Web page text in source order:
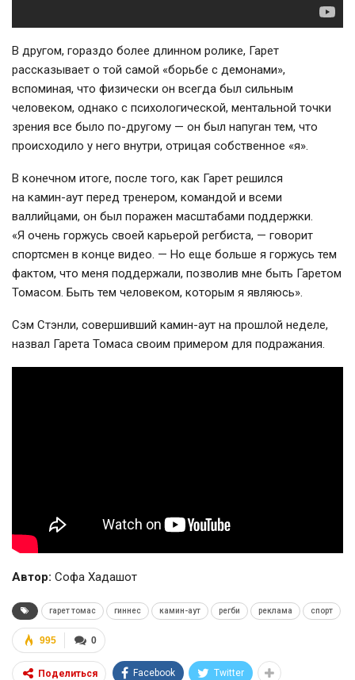
В другом, гораздо более длинном ролике, Гарет
рассказывает о той самой «борьбе с демонами»,
вспоминая, что физически он всегда был сильным
человеком, однако с психологической, ментальной точки
зрения все было по-другому — он был напуган тем, что
происходило у него внутри, отрицая собственное «я».
В конечном итоге, после того, как Гарет решился
на камин-аут перед тренером, командой и всеми
валлийцами, он был поражен масштабами поддержки.
«Я очень горжусь своей карьерой регбиста, — говорит
спортсмен в конце видео. — Но еще больше я горжусь тем
фактом, что меня поддержали, позволив мне быть Гаретом
Томасом. Быть тем человеком, которым я являюсь».
Сэм Стэнли, совершивший камин-аут на прошлой неделе,
назвал Гарета Томаса своим примером для подражания.
Автор: Софа Хадашот
гарет томас гиннес камин-аут регби реклама спорт
0
995
Поделиться Facebook Twitter